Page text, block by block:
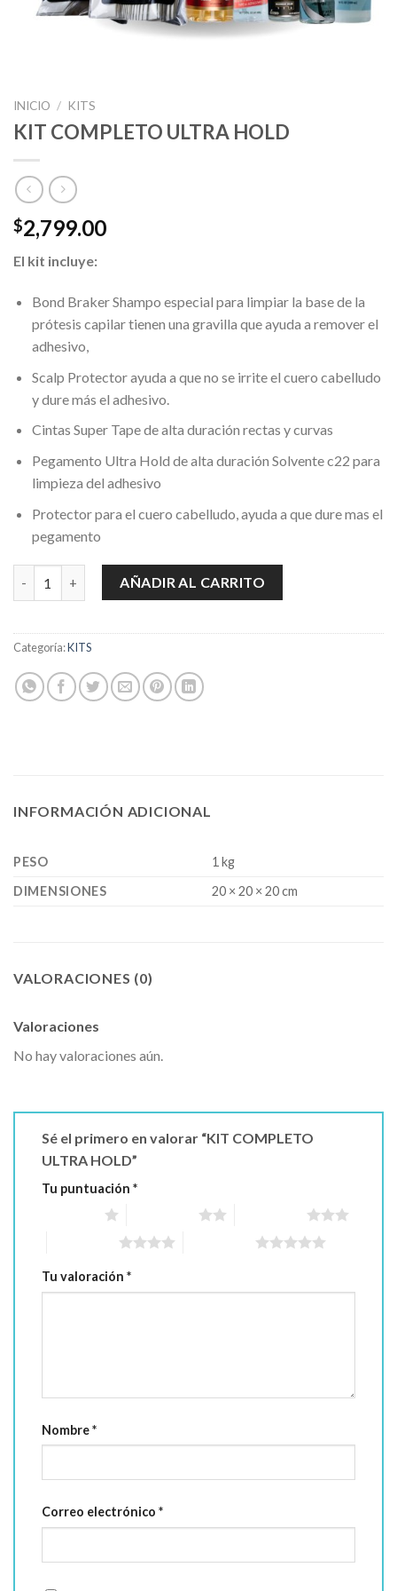
INICIO / KITS
KIT COMPLETO ULTRA HOLD
$2,799.00
El kit incluye:
Bond Braker Shampo especial para limpiar la base de la
prótesis capilar tienen una gravilla que ayuda a remover el
adhesivo,
Scalp Protector ayuda a que no se irrite el cuero cabelludo
y dure más el adhesivo.
Cintas Super Tape de alta duración rectas y curvas
Pegamento Ultra Hold de alta duración Solvente c22 para
limpieza del adhesivo
Protector para el cuero cabelludo, ayuda a que dure mas el
pegamento
KIT COMPLETO ULTRA HOLD cantidad
AÑADIR AL CARRITO
Categoría:KITS
INFORMACIÓN ADICIONAL
PESO
1 kg
DIMENSIONES
20 × 20 × 20 cm
VALORACIONES (0)
Valoraciones
No hay valoraciones aún.
Sé el primero en valorar “KIT COMPLETO
ULTRA HOLD”
Tu puntuación *
Tu valoración *
Nombre*
Correo electrónico *